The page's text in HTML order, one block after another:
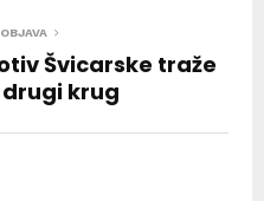
Švicarske traže
krug